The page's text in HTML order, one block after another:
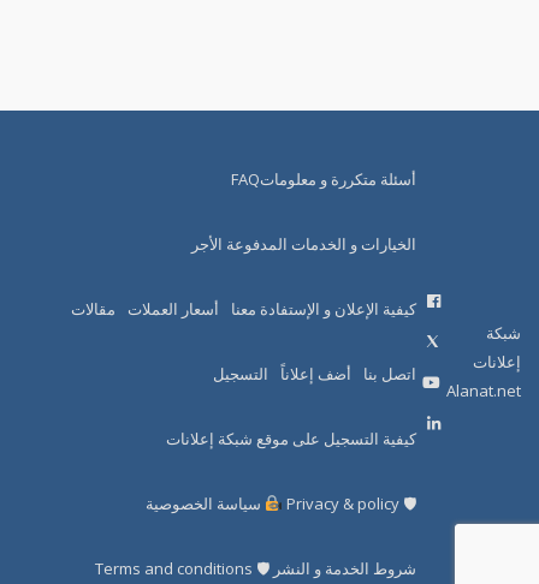
شبكة
إعلانات
Alanat.net
أسئلة متكررة و معلوماتFAQ
الخيارات و الخدمات المدفوعة الأجر
كيفية الإعلان و الإستفادة معنا أسعار العملات مقالات
اتصل بنا أضف إعلاناً التسجيل
كيفية التسجيل على موقع شبكة إعلانات
🛡 Privacy & policy سياسة الخصوصية
شروط الخدمة و النشر 🛡 Terms and conditions